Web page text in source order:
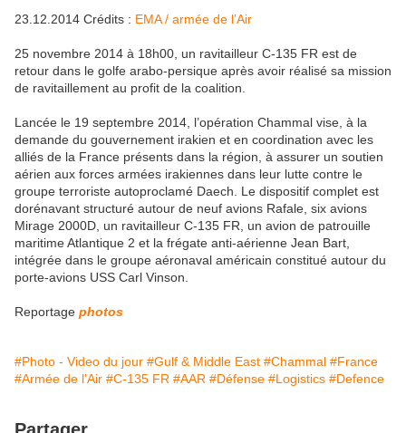
23.12.2014 Crédits : EMA / armée de l’Air
25 novembre 2014 à 18h00, un ravitailleur C-135 FR est de
retour dans le golfe arabo-persique après avoir réalisé sa mission
de ravitaillement au profit de la coalition.
Lancée le 19 septembre 2014, l’opération Chammal vise, à la
demande du gouvernement irakien et en coordination avec les
alliés de la France présents dans la région, à assurer un soutien
aérien aux forces armées irakiennes dans leur lutte contre le
groupe terroriste autoproclamé Daech. Le dispositif complet est
dorénavant structuré autour de neuf avions Rafale, six avions
Mirage 2000D, un ravitailleur C-135 FR, un avion de patrouille
maritime Atlantique 2 et la frégate anti-aérienne Jean Bart,
intégrée dans le groupe aéronaval américain constitué autour du
porte-avions USS Carl Vinson.
Reportage photos
#Photo - Video du jour #Gulf & Middle East #Chammal #France
#Armée de l'Air #C-135 FR #AAR #Défense #Logistics #Defence